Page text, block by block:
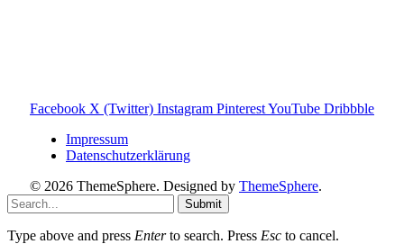
Facebook X (Twitter) Instagram PinterestYouTube Dribbble
Impressum
Datenschutzerklärung
© 2026 ThemeSphere. Designed by ThemeSphere.
Submit
Type above and press Enterto search. Press Esc to cancel.